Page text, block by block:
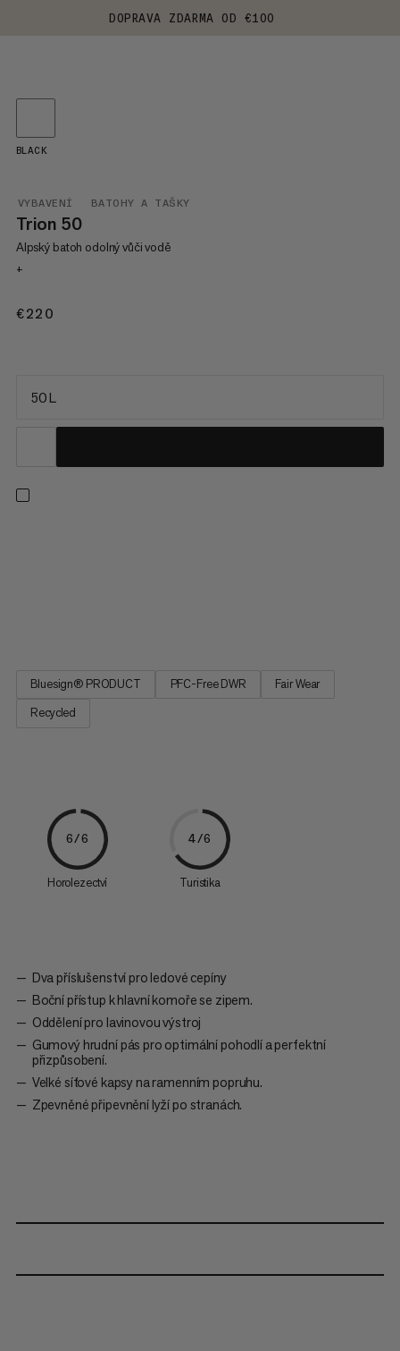
DOPRAVA ZDARMA OD €100
VYBAVENÍ BATOHY A TAŠKY
Trion 50
Alpský batoh odolný vůči vodě
+
€220
BLACK
50 L
Bluesign® PRODUCT PFC-Free DWR
Fair Wear
Recycled
6/6
Horolezectví
4/6
Turistika
Dva příslušenství pro ledové cepíny
Boční přístup k hlavní komoře se zipem.
Oddělení pro lavinovou výstroj
Gumový hrudní pás pro optimální pohodlí a perfektní
přizpůsobení.
Velké síťové kapsy na ramenním popruhu.
Zpevněné připevnění lyží po stranách.